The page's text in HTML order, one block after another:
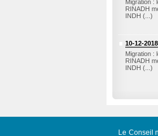
Migration :
RINADH
INDH (...)
10-12-2018
Migration :
RINADH
INDH (...)
Le Conseil